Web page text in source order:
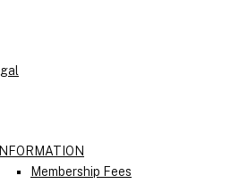
INFORMATION
Membership Fees